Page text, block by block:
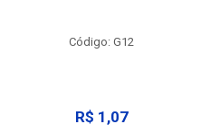
Código: G12
R$ 1,07